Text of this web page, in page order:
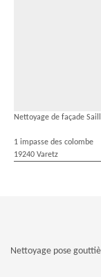
Nettoyage de façade
1 impasse des colombe
19240 Varetz
Nettoyage pose